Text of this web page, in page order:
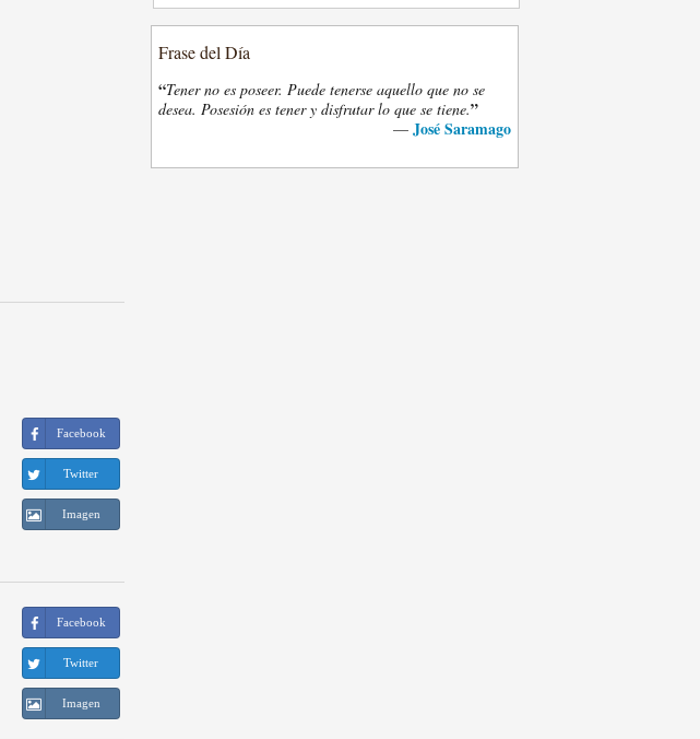
Facebook
Twitter
Imagen
Facebook
Twitter
Imagen
Frase del Día
“Tener no es poseer. Puede tenerse aquello que no se
desea. Posesión es tener y disfrutar lo que se tiene.”
— José Saramago